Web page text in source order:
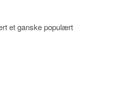
et ganske populært